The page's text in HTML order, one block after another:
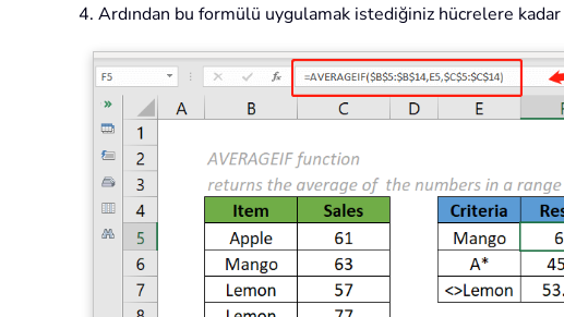
4. Ardından bu formülü uygulamak istediğiniz hücrelere kadar